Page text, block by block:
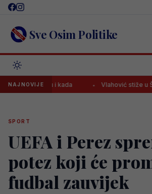
Skip
content Sve Osim Politike
NAJNOVIJE
i kada Vlahović stiže u Španiju
SPORT
UEFA i Perez
potez koji će
fudbal zauvijek